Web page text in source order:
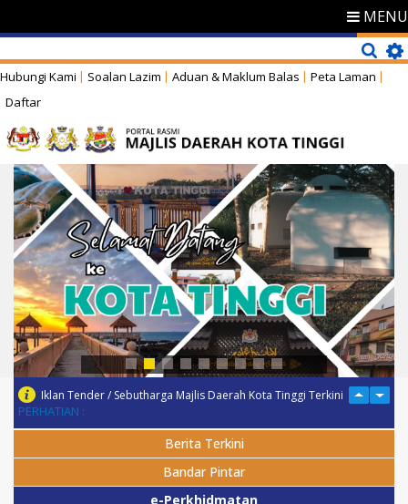
MENU
Hubungi Kami Soalan Lazim Aduan & Maklum Balas
Peta Laman
Daftar
PERHATIAN :
Iklan Tender / Sebutharga Majlis Daerah Kota Tinggi Terkini
Berita Terkini
Bandar Pintar
e-Perkhidmatan